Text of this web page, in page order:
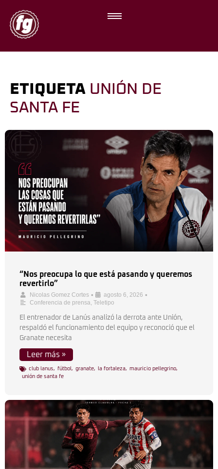
ETIQUETA UNIÓN DE
SANTA FE
“Nos preocupa lo que está pasando y queremos
revertirlo”
Nicolas Gomez Cortes • agosto 6, 2026 •
Conferencia de prensa, Teletipo
El entrenador de Lanús analizó la derrota ante Unión,
respaldó el funcionamiento del equipo y reconoció que el
Granate necesita
Leer más »
club lanus, fútbol , granate, la fortaleza, mauricio pellegrino,
unión de santa fe